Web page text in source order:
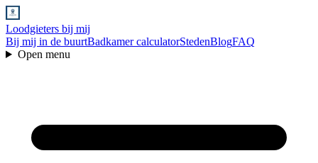
Loodgieters bij mij
Bij mij in de buurtBadkamer calculatorStedenBlogFAQ
Open menu